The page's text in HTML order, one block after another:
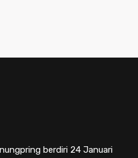
berdiri 24 Januari